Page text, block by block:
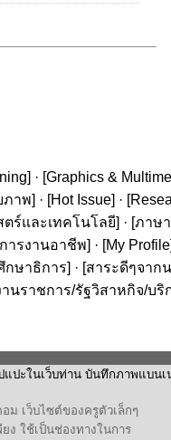
] · [Graphics &
ภาพ] · [Hot Issue] · [
ตร์และเทคโนโลยี] · [ภาษ
การงานอาชีพ] · [My Profile
กษาธิการ] · [สาระดีๆจาก
านราชการ/รัฐวิสาหกิจ/บริ
ปะในเว็บท่าน บันทึกภาพแบน
ม เว็บไซต์ของครูตัวเล็กๆ
ง ใช้เป็นช่องทางในการ